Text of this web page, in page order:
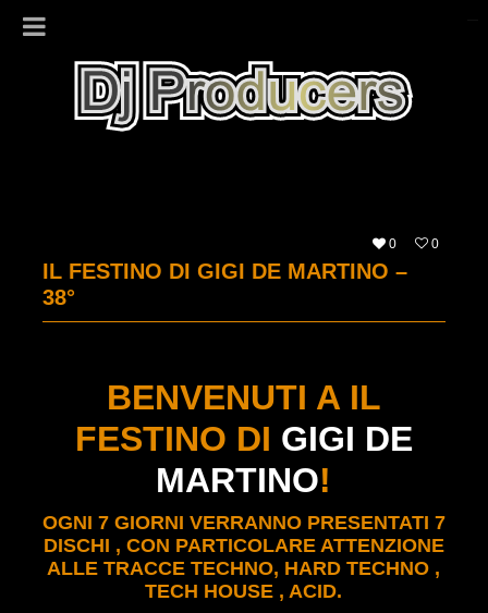
0 0
IL FESTINO DI GIGI DE MARTINO –
38°
BENVENUTI A IL
FESTINO DI GIGI DE
MARTINO!
OGNI 7 GIORNI VERRANNO PRESENTATI 7
DISCHI , CON PARTICOLARE ATTENZIONE
ALLE TRACCE TECHNO, HARD TECHNO ,
TECH HOUSE , ACID.